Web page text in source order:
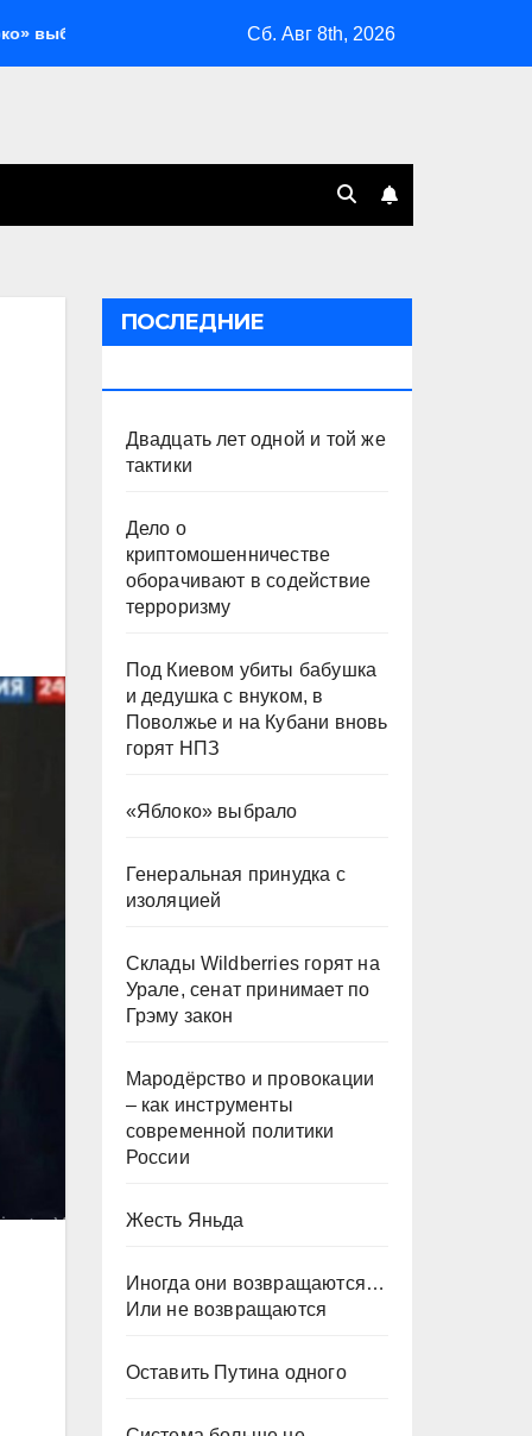
Генеральная принудка с изоляцией
Сб. Авг 8th, 2026
ПОСЛЕДНИЕ
Двадцать лет одной и той же
тактики
Дело о
криптомошенничестве
оборачивают в содействие
терроризму
Под Киевом убиты бабушка
и дедушка с внуком, в
Поволжье и на Кубани вновь
горят НПЗ
«Яблоко» выбрало
Генеральная принудка с
изоляцией
Склады Wildberries горят на
Урале, сенат принимает по
Грэму закон
Мародёрство и провокации
– как инструменты
современной политики
России
Жесть Яньда
Иногда они возвращаются…
Или не возвращаются
Оставить Путина одного